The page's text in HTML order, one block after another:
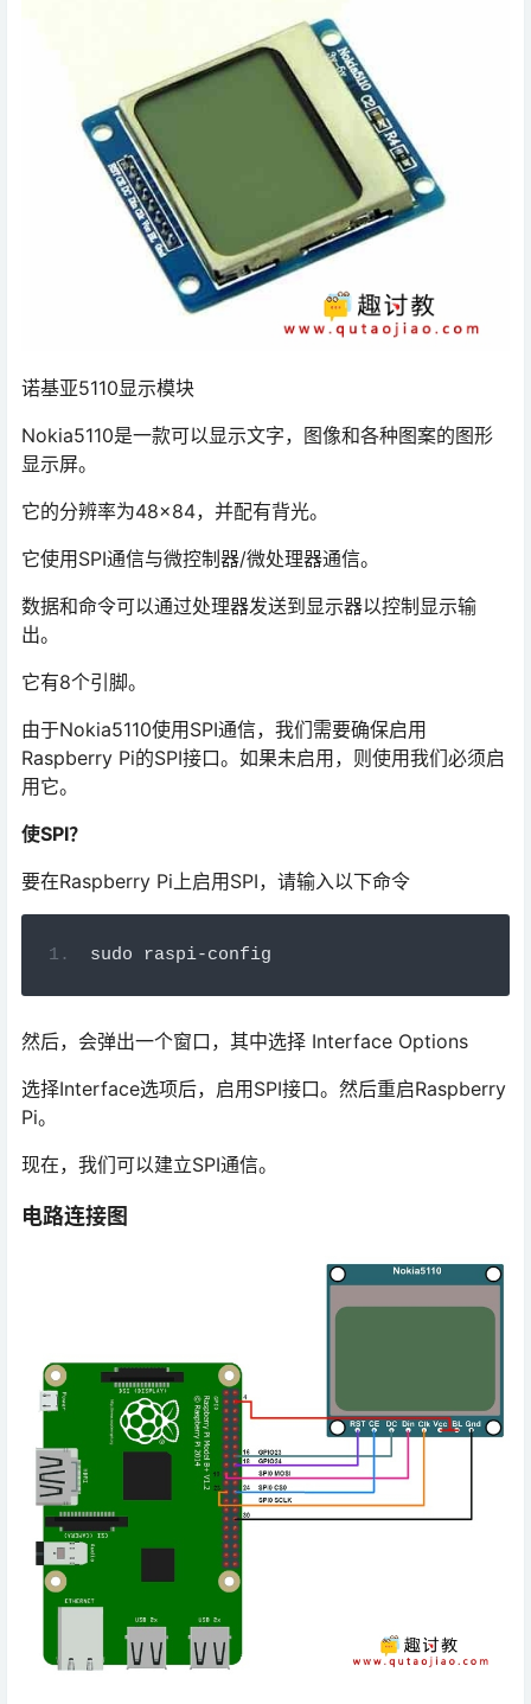
诺基亚5110显示模块
Nokia5110是一款可以显示文字，图像和各种图案的图形
显示屏。
它的分辨率为48×84，并配有背光。
它使用SPI通信与微控制器/微处理器通信。
数据和命令可以通过处理器发送到显示器以控制显示输
出。
它有8个引脚。
由于Nokia5110使用SPI通信，我们需要确保启用
Raspberry Pi的SPI接口。如果未启用，则使用我们必须启
用它。
使SPI？
要在Raspberry Pi上启用SPI，请输入以下命令
sudo raspi-config
然后，会弹出一个窗口，其中选择 Interface Options
选择Interface选项后，启用SPI接口。然后重启Raspberry
Pi。
现在，我们可以建立SPI通信。
电路连接图